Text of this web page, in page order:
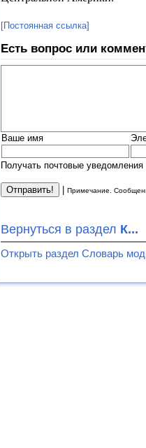
[Постоянная ссылка]
Есть вопрос или
Ваше имя
Получать почтовые
Примечание.
Вернуться в раздел К...
Открыть раздел Словарь